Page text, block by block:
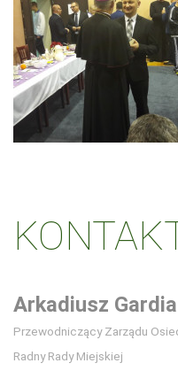
Arkadiusz
Przewodniczący Zarządu
Radny Rady Miejskiej